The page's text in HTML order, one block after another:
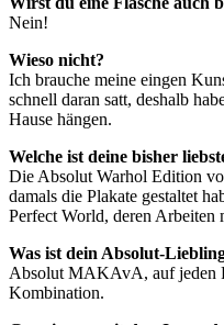
Nein!
Wieso nicht?
Ich brauche meine eingen
schnell daran satt, deshalb
Hause hängen.
Welche ist deine bisher
Die Absolut Warhol Edition
damals die Plakate gestaltet
Perfect World, deren Arbeiten
Was ist dein Absolut-
Absolut MAKAvA, auf jeden
Kombination.